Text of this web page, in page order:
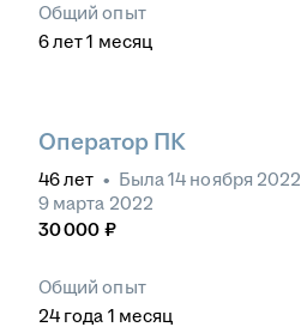
Общий опыт
6лет 1 месяц
Оператор ПК
46лет • Была14 ноября 2022
9 марта 2022
30 000 ₽
Общий опыт
24 года 1 месяц